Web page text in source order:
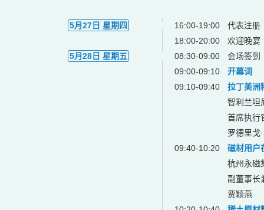
5月27日 星期四 16:00-19:00
代表注册
18:00-20:00
欢迎晚宴
5月28日 星期五
08:30-09:00
会场签到
09:00-09:10
开幕词
09:10-09:40
拉丁美洲
智利兰坦
首席执行
罗德里戈
09:40-10:20
磁材用户
杭州永磁
副董事长
贾颖燕